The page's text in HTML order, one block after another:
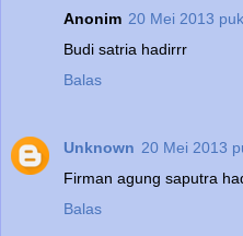
Anonim 20 Mei 2013
Budi satria hadirrr
Balas
Unknown 20 Mei 2013
Firman agung saputra
Balas